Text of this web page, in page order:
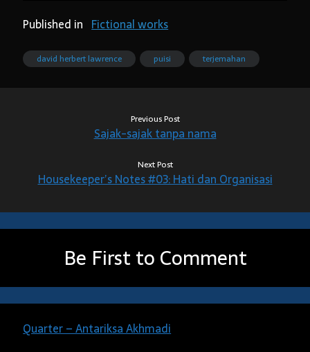
Published in Fictional works
david herbert lawrence puisi terjemahan
Previous Post
Sajak-sajak tanpa nama
Next Post
Housekeeper’s Notes #03: Hati dan Organisasi
Be First to Comment
Quarter – Antariksa Akhmadi